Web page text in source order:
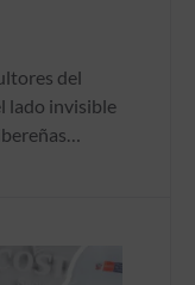
del
lado invisible